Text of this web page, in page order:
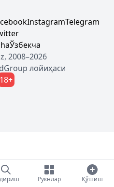
InstagramTelegram
Ўзбекча
2008–2026
лойиҳаси
18+
Рукнлар Қўшиш